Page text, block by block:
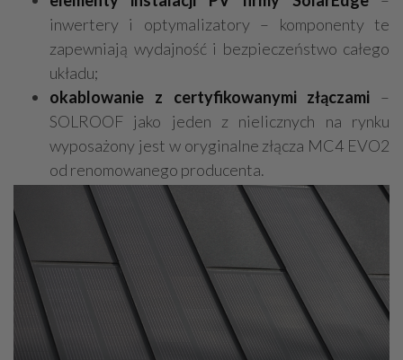
inwertery i optymalizatory – komponenty te
zapewniają wydajność i bezpieczeństwo całego
układu;
okablowanie z certyfikowanymi złączami –
SOLROOF jako jeden z nielicznych na rynku
wyposażony jest w oryginalne złącza MC4 EVO2
od renomowanego producenta.